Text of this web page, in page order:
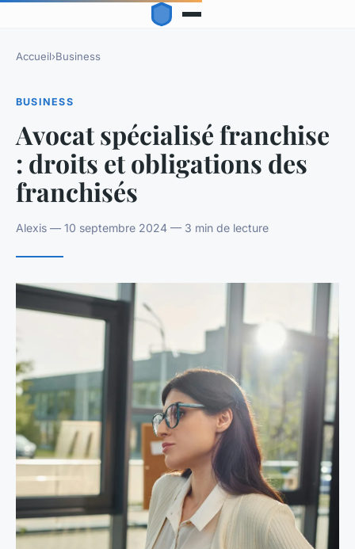
Accueil›Business
BUSINESS
Avocat spécialisé franchise
: droits et obligations des
franchisés
Alexis — 10 septembre 2024 — 3 min de lecture